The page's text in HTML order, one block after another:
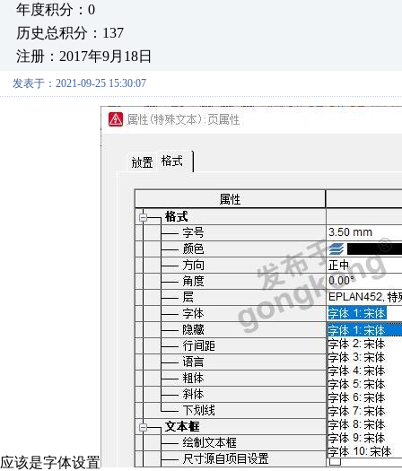
年度积分：0
历史总积分：137
注册：2017年9月18日
发表于：2021-09-25 15:30:07
应该是字体设置